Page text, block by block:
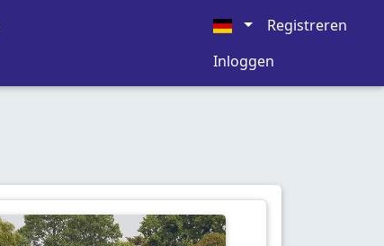
Registreren
Inloggen